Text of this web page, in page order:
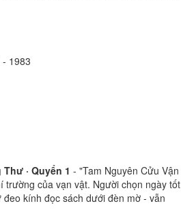
- 1983
· Quyển 1 - "Tam Nguyên Cửu Vận
trường của vạn vật. Người chọn ngày tốt
kính đọc sách dưới đèn mờ - vẫn